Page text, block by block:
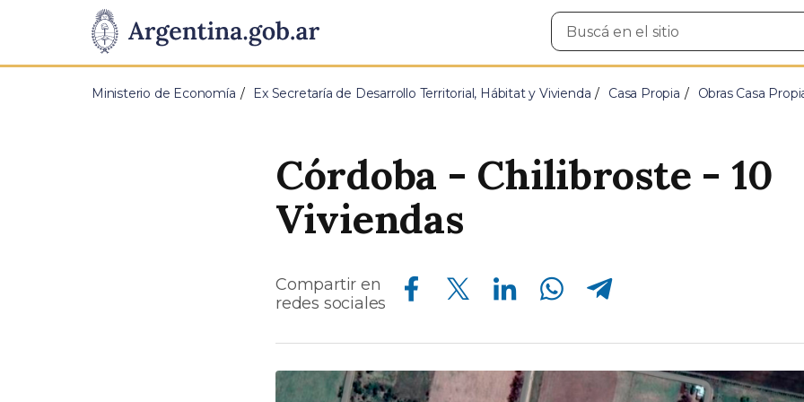
Presidencia
de
Pasar al contenido principal
Buscar
en
Ministerio de Economía Ex Secretaría de Desarrollo Territorial, Hábitat y Vivienda Casa Propia Obras Casa
Córdoba - Chilibroste - 10
Viviendas
Compartir en
redes sociales
Compartir en Facebook Compartir en Twitter Compartir en Linkedin Compartir en Whatsapp Compartir en Telegram